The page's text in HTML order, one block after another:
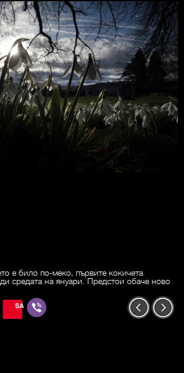
е било по-меко, първите кокичета
средата на януари. Предстои обаче ново
SAVE